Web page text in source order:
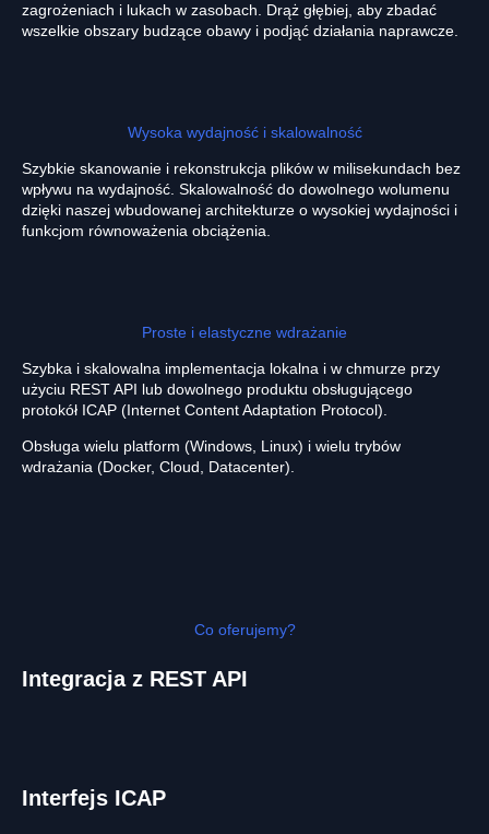
zagrożeniach i lukach w zasobach. Drąż głębiej, aby zbadać
wszelkie obszary budzące obawy i podjąć działania naprawcze.
Wysoka wydajność i skalowalność
Szybkie skanowanie i rekonstrukcja plików w milisekundach bez
wpływu na wydajność. Skalowalność do dowolnego wolumenu
dzięki naszej wbudowanej architekturze o wysokiej wydajności i
funkcjom równoważenia obciążenia.
Proste i elastyczne wdrażanie
Szybka i skalowalna implementacja lokalna i w chmurze przy
użyciu REST API lub dowolnego produktu obsługującego
protokół ICAP (Internet Content Adaptation Protocol).
Obsługa wielu platform (Windows, Linux) i wielu trybów
wdrażania (Docker, Cloud, Datacenter).
Co oferujemy?
Integracja z REST API
Interfejs ICAP